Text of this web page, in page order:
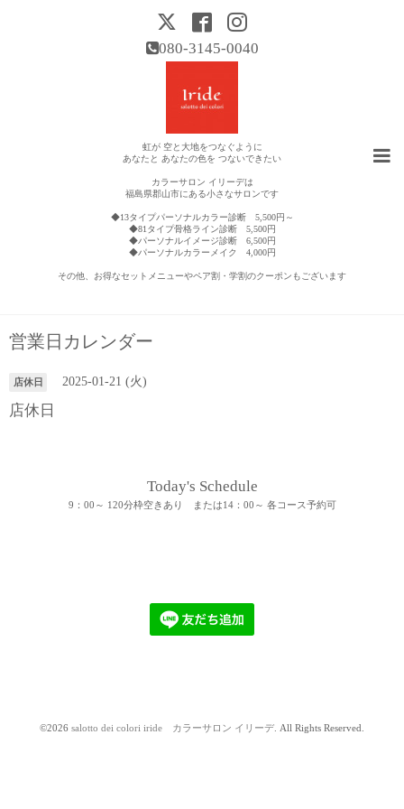
080-3145-0040
虹が 空と大地をつなぐように
あなたと あなたの色を つないできたい
カラーサロン イリーデは
福島県郡山市にある小さなサロンです
◆13タイプパーソナルカラー診断 5,500円～
◆81タイプ骨格ライン診断 5,500円
◆パーソナルイメージ診断 6,500円
◆パーソナルカラーメイク 4,000円
その他、お得なセットメニューやペア割・学割のクーポンもございます
営業日カレンダー
店休日 2025-01-21 (火)
店休日
Today's Schedule
9：00～ 120分枠空きあり または14：00～ 各コース予約可
©2026 salotto dei colori iride カラーサロン イリーデ. All Rights Reserved.